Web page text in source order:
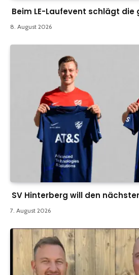
Beim LE-Laufevent schlägt die
8. August 2026
SV Hinterberg will den
7. August 2026